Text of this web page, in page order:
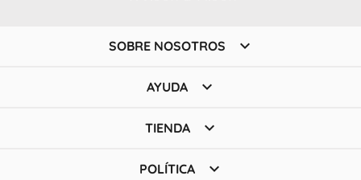
SOBRE NOSOTROS 
AYUDA 
TIENDA 
POLÍTICA 